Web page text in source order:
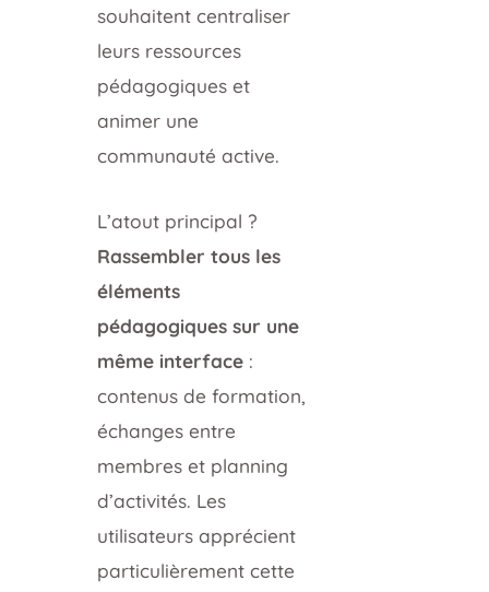
souhaitent centraliser
leurs ressources
pédagogiques et
animer une
communauté active.
L’atout principal ?
Rassembler tous les
éléments
pédagogiques sur une
même interface :
contenus de formation,
échanges entre
membres et planning
d’activités. Les
utilisateurs apprécient
particulièrement cette